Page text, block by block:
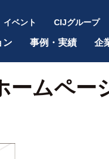
イベント CIJグループ
ン 事例・実績 企
ームペー